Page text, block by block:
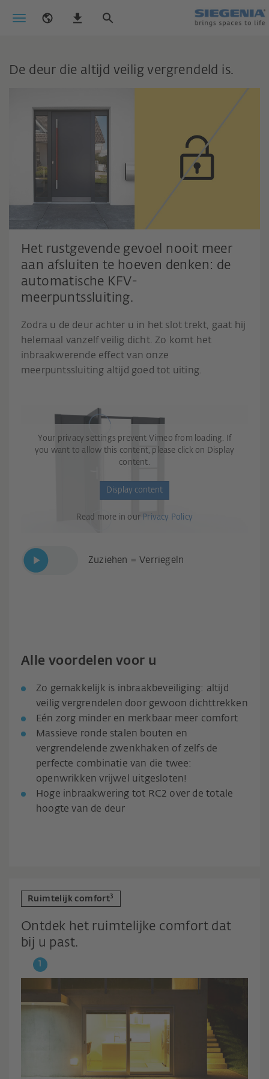
De deur die altijd veilig vergrendeld is.
Het rustgevende gevoel nooit meer
aan afsluiten te hoeven denken: de
automatische KFV-
meerpuntssluiting.
Zodra u de deur achter u in het slot trekt, gaat hij
helemaal vanzelf veilig dicht. Zo komt het
inbraakwerende effect van onze
meerpuntssluiting altijd goed tot uiting.
Your privacy settings prevent Vimeo from loading. If
you want to allow this content, please click on Display
content.
Display content
Read more in our Privacy Policy
Zuziehen = Verriegeln
Alle voordelen voor u
Zo gemakkelijk is inbraakbeveiliging: altijd
veilig vergrendelen door gewoon dichttrekken
Eén zorg minder en merkbaar meer comfort
Massieve ronde stalen bouten en
vergrendelende zwenkhaken of zelfs de
perfecte combinatie van die twee:
openwrikken vrijwel uitgesloten!
Hoge inbraakwering tot RC2 over de totale
hoogte van de deur
Ruimtelijk comfort3
Ontdek het ruimtelijke comfort dat
bij u past.